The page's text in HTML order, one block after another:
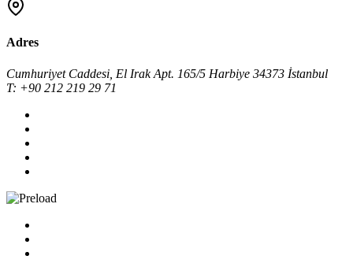
Adres
Cumhuriyet Caddesi, El Irak Apt. 165/5 Harbiye 34373 İstanbul
T: +90 212 219 29 71